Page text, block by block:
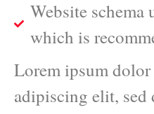
Website
which is
Lorem ipsum dolor
adipiscing elit, sed